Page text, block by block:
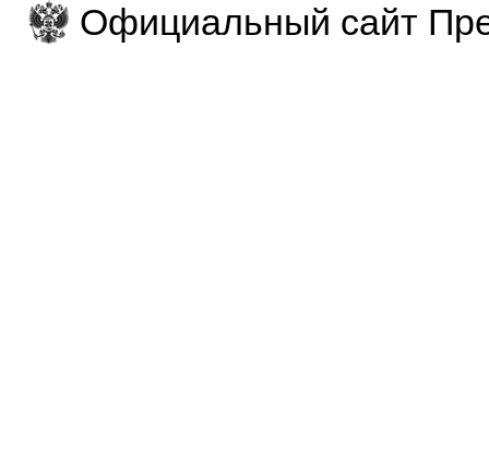
Официальный сайт